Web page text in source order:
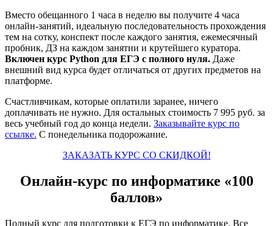
Вместо обещанного 1 часа в неделю вы получите 4 часа
онлайн-занятий, идеальную последовательность прохождения
тем на сотку, конспект после каждого занятия, ежемесячный
пробник, ДЗ на каждом занятии и крутейшего куратора.
Включен курс Python для ЕГЭ с полного нуля. Даже
внешний вид курса будет отличаться от других предметов на
платформе.
Счастливчикам, которые оплатили заранее, ничего
доплачивать не нужно. Для остальных стоимость 7 995 руб. за
весь учебный год до конца недели. Заказывайте курс по
ссылке. С понедельника подорожание.
ЗАКАЗАТЬ КУРС СО СКИДКОЙ!
Онлайн-курс по информатике «100
баллов»
Полный курс для подготовки к ЕГЭ по информатике. Все